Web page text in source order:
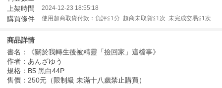
上架時間 2024-12-23 18:55:18
購買條件 使用超商取貨付款：負評≦1分 超商未取貨≦1次 未完成交易≦1次
商品詳情
書名：《關於我轉生後被精靈「撿回家」這檔事》
作者：あんざゆう
規格：B5 黑白44P
售價：250元（限制級 未滿十八歲禁止購買）